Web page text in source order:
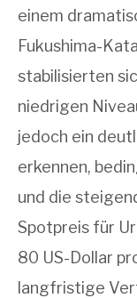
einem
Fukushima-
stabilisierten
niedrigen
jedoch ein
erkennen,
und die
Spotpreis für
80 US-Dollar
langfristige